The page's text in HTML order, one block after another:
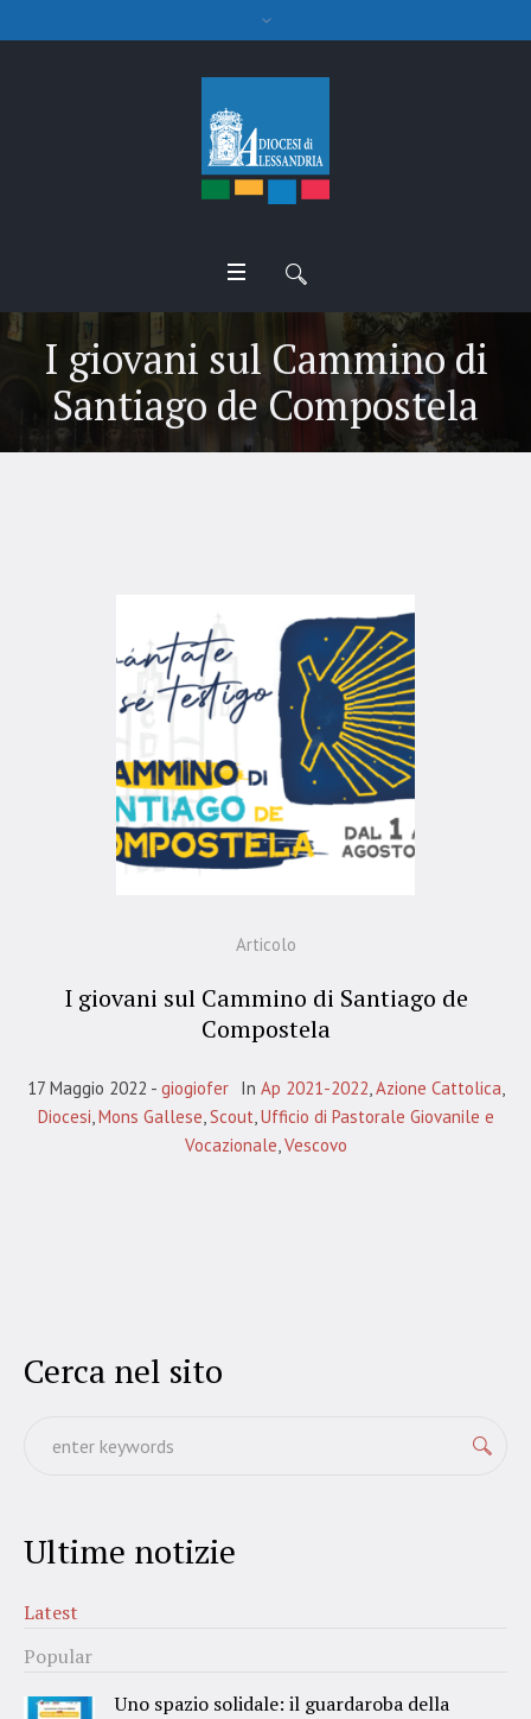
I giovani sul Cammino di
Santiago de Compostela
Articolo
I giovani sul Cammino di Santiago de
Compostela
17 Maggio 2022 giogiofer In Ap 2021-2022 Azione Cattolica
Diocesi Mons Gallese Scout Ufficio di Pastorale Giovanile e
Vocazionale Vescovo
Cerca nel sito
Ultime notizie
Latest
Popular
Uno spazio solidale: il guardaroba della